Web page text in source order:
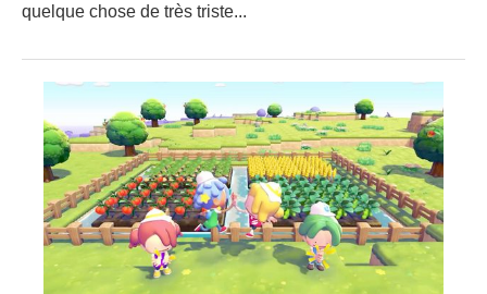
quelque chose de très triste...